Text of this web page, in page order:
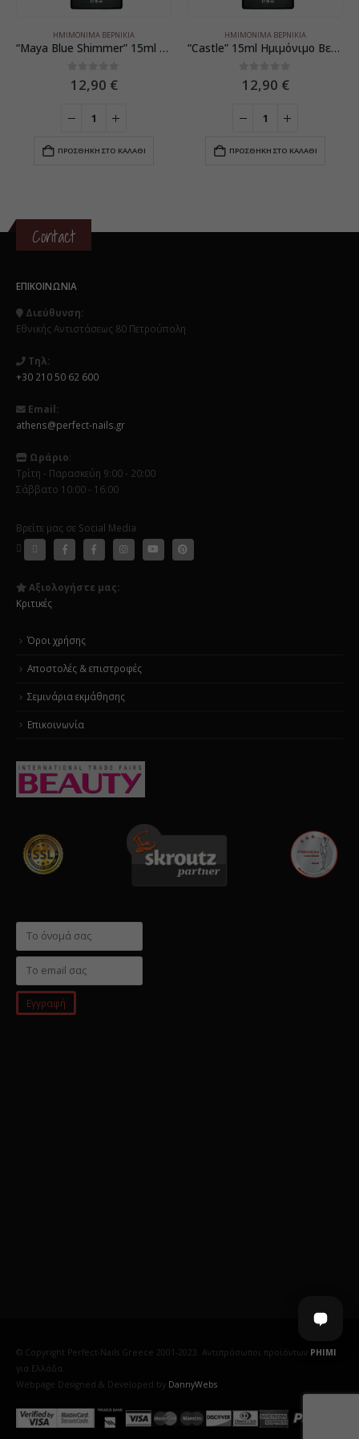
ΗΜΙΜΌΝΙΜΑ ΒΕΡΝΊΚΙΑ
“Maya Blue Shimmer” 15ml Ημιμόνιμο Βερνίκι
05
12,90 €
ΠΡΟΣΘΉΚΗ ΣΤΟ ΚΑΛΆΘΙ
ΗΜΙΜΌΝΙΜΑ ΒΕΡΝΊΚΙΑ
“Castle” 15ml Ημιμόνιμο Βερνίκι
05
12,90 €
ΠΡΟΣΘΉΚΗ ΣΤΟ ΚΑΛΆΘΙ
Contact
ΕΠΙΚΟΙΝΩΝΊΑ
Διεύθυνση:
Εθνικής Αντιστάσεως 80 Πετρούπολη
Τηλ:
+30 210 50 62 600
Email:
athens@perfect-nails.gr
Ωράριο:
Τρίτη - Παρασκεύη 9:00 - 20:00
Σάββατο 10:00 - 16:00
Βρείτε μας σε Social Media
Αξιολογήστε μας:
Κριτικές
Όροι χρήσης
Αποστολές & επιστροφές
Σεμινάρια εκμάθησης
Επικοινωνία
© Copyright Perfect-Nails Greece 2001-2023. Αντιπρόσωποι προϊόντων PHIMI
για Ελλάδα.
Webpage Designed & Developed by DannyWebs